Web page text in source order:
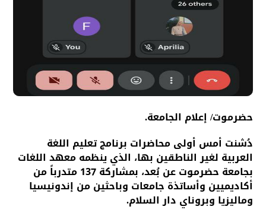
حضرموت/ إعلام الجامعة.
دُشنت أمس أولى محاضرات برنامج تعليم اللغة
العربية لغير الناطقين بها، الذي ينظمه معهد اللغات
بجامعة حضرموت عن بُعد، بمشاركة 137 متدرباً من
أكاديميين وأساتذة جامعات وباحثين من إندونيسيا
وماليزيا وبروناي دار السلام.